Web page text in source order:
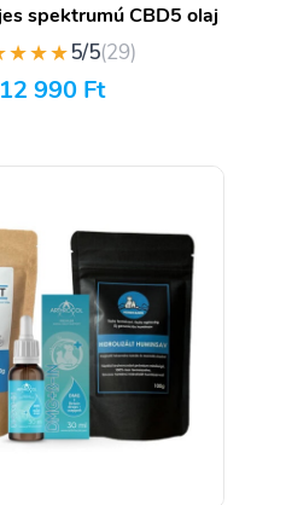
spektrumú CBD5 olaj
5/5(29)
12 990 Ft